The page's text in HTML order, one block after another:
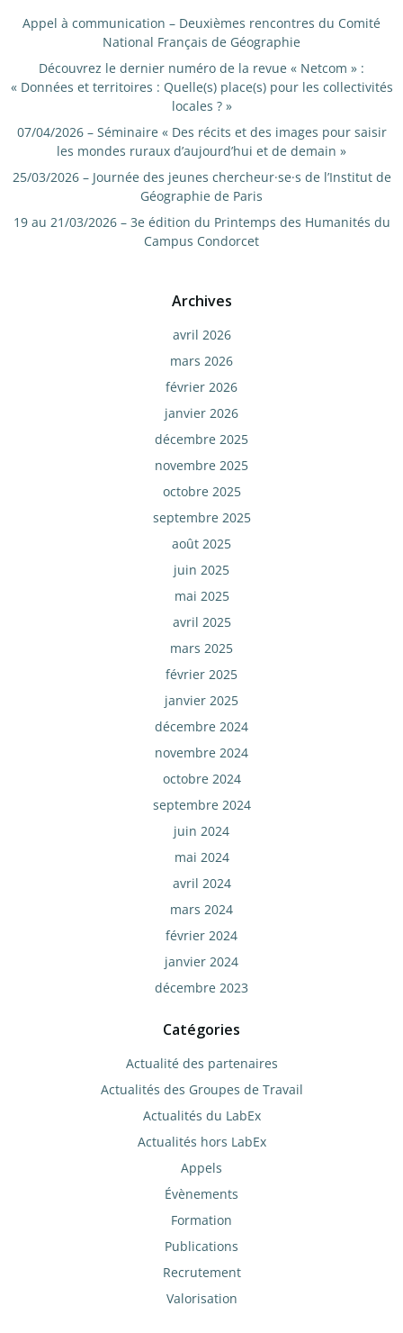
Appel à communication – Deuxièmes rencontres du Comité
National Français de Géographie
Découvrez le dernier numéro de la revue « Netcom » :
« Données et territoires : Quelle(s) place(s) pour les collectivités
locales ? »
07/04/2026 – Séminaire « Des récits et des images pour saisir
les mondes ruraux d’aujourd’hui et de demain »
25/03/2026 – Journée des jeunes chercheur·se·s de l’Institut de
Géographie de Paris
19 au 21/03/2026 – 3e édition du Printemps des Humanités du
Campus Condorcet
Archives
avril 2026
mars 2026
février 2026
janvier 2026
décembre 2025
novembre 2025
octobre 2025
septembre 2025
août 2025
juin 2025
mai 2025
avril 2025
mars 2025
février 2025
janvier 2025
décembre 2024
novembre 2024
octobre 2024
septembre 2024
juin 2024
mai 2024
avril 2024
mars 2024
février 2024
janvier 2024
décembre 2023
Catégories
Actualité des partenaires
Actualités des Groupes de Travail
Actualités du LabEx
Actualités hors LabEx
Appels
Évènements
Formation
Publications
Recrutement
Valorisation